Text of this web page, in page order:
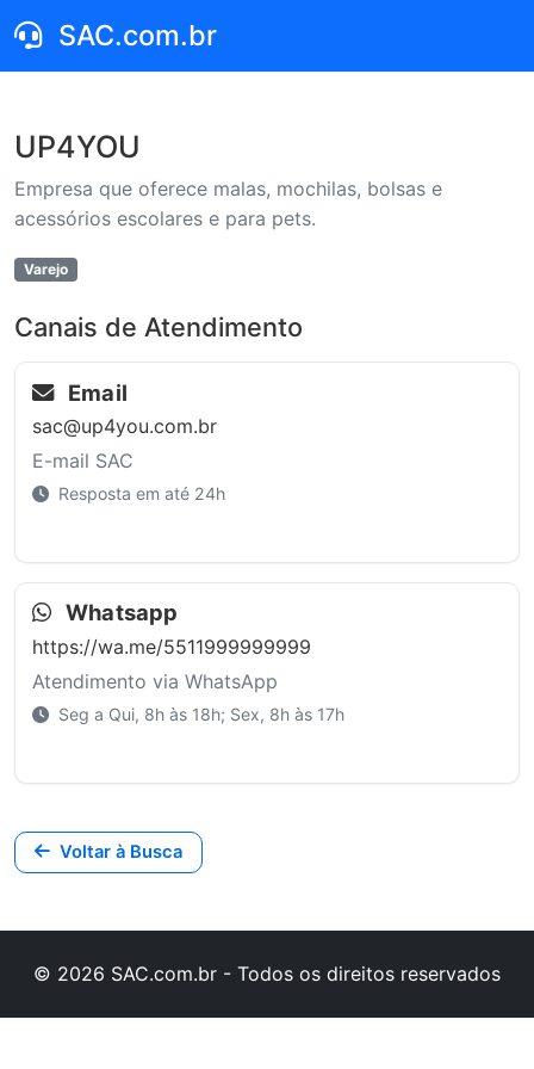
SAC.com.br
UP4YOU
Empresa que oferece malas, mochilas, bolsas e
acessórios escolares e para pets.
Varejo
Canais de Atendimento
Email
sac@up4you.com.br
E-mail SAC
Resposta em até 24h
Whatsapp
https://wa.me/5511999999999
Atendimento via WhatsApp
Seg a Qui, 8h às 18h; Sex, 8h às 17h
Voltar à Busca
© 2026 SAC.com.br - Todos os direitos reservados